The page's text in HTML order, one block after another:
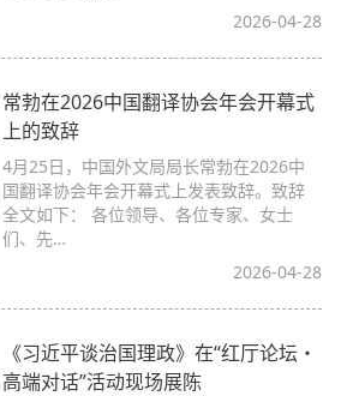
2026-04-28
常勃在2026中国翻译协会年会开幕式
上的致辞
4月25日，中国外文局局长常勃在2026中
国翻译协会年会开幕式上发表致辞。致辞
全文如下： 各位领导、各位专家、女士
们、先…
2026-04-28
《习近平谈治国理政》在“红厅论坛・
高端对话”活动现场展陈